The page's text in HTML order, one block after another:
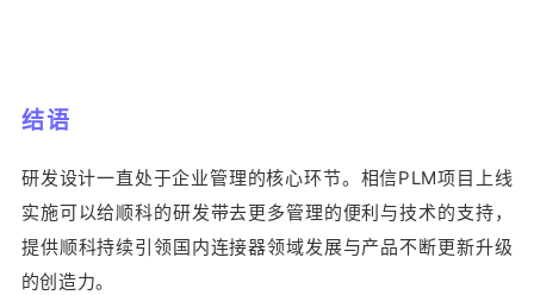
结语
研发设计一直处于企业管理的核心环节。相信PLM项目上线
实施可以给顺科的研发带去更多管理的便利与技术的支持，
提供顺科持续引领国内连接器领域发展与产品不断更新升级
的创造力。